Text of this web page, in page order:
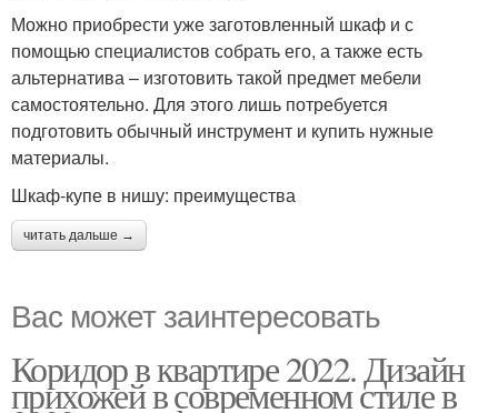
Можно приобрести уже заготовленный шкаф и с
помощью специалистов собрать его, а также есть
альтернатива – изготовить такой предмет мебели
самостоятельно. Для этого лишь потребуется
подготовить обычный инструмент и купить нужные
материалы.
Шкаф-купе в нишу: преимущества
читать дальше →
Вас может заинтересовать
Коридор в квартире 2022. Дизайн
прихожей в современном стиле в